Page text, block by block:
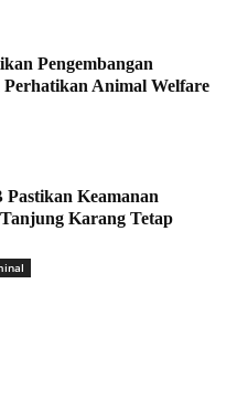
Pengembangan
Animal Welfare
Pastikan Keamanan
Karang Tetap